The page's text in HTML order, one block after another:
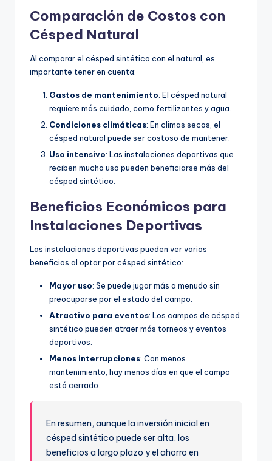
Comparación de Costos con
Césped Natural
Al comparar el césped sintético con el natural, es
importante tener en cuenta:
Gastos de mantenimiento: El césped natural
requiere más cuidado, como fertilizantes y agua.
Condiciones climáticas: En climas secos, el
césped natural puede ser costoso de mantener.
Uso intensivo: Las instalaciones deportivas que
reciben mucho uso pueden beneficiarse más del
césped sintético.
Beneficios Económicos para
Instalaciones Deportivas
Las instalaciones deportivas pueden ver varios
beneficios al optar por césped sintético:
Mayor uso: Se puede jugar más a menudo sin
preocuparse por el estado del campo.
Atractivo para eventos: Los campos de césped
sintético pueden atraer más torneos y eventos
deportivos.
Menos interrupciones: Con menos
mantenimiento, hay menos días en que el campo
está cerrado.
En resumen, aunque la inversión inicial en
césped sintético puede ser alta, los
beneficios a largo plazo y el ahorro en